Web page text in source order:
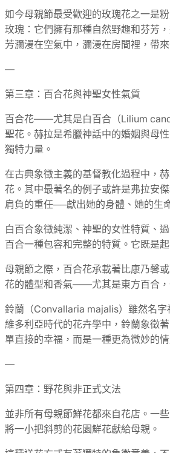
如今母親節最受歡迎的玫瑰花之一是
玫瑰：它們擁有那種自然野趣和芬芳
芳瀰漫在空氣中，瀰漫在房間裡，帶
—
第三章：百合花與神聖女性氣質
百合花——尤其是白百合（Lilium
聖花。赫拉是希臘神話中的婚姻與母
獨特力量。
在古典象徵主義的基督教化過程中，
花。其中最著名的例子或許是弗拉安
肩負的重任──獻出她的身體、她的生
白百合象徵純潔、神聖的女性特質
百合一種包容和完整的特質。它既是
母親節之際，百合花承載著比康乃馨
花的體型和香氣——尤其是東方百合
鈴蘭（Convallaria majalis）雖然名字
維多利亞時代的花卉學中，鈴蘭象徵
單直接的幸福，而是一種更為微妙的
—
第四章：野花與非正式文法
並非所有母親節鮮花都來自花店。一
將一小把斜剪的花園鮮花獻給母親。